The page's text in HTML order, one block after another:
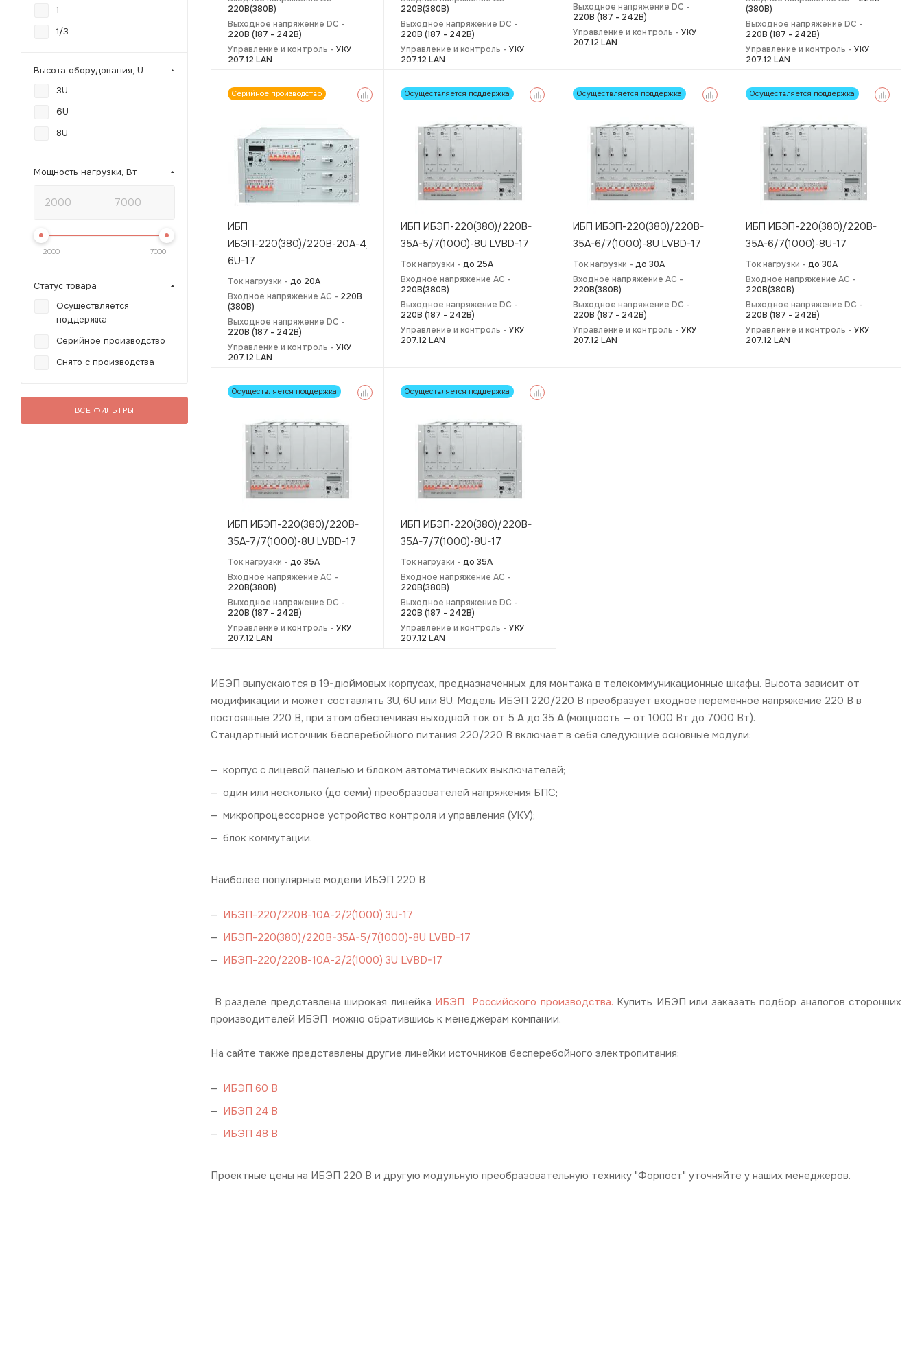
220В(380В)
Выходное напряжение DC -
220В (187 - 242В)
Управление и контроль - УКУ
207.12 LAN
220В(380В)
Выходное напряжение DC -
220В (187 - 242В)
Управление и контроль - УКУ
207.12 LAN
Выходное напряжение DC -
220В (187 - 242В)
Управление и контроль - УКУ
207.12 LAN
(380В)
Выходное напряжение DC -
220В (187 - 242В)
Управление и контроль - УКУ
207.12 LAN
Серийное производство
ИБП
ИБЭП-220(380)/220В-20А-4/4(1000)
6U-17
Ток нагрузки - до 20А
Входное напряжение AC - 220В
(380В)
Выходное напряжение DC -
220В (187 - 242В)
Управление и контроль - УКУ
207.12 LAN
Осуществляется поддержка
ИБП ИБЭП-220(380)/220B-
35A-5/7(1000)-8U LVBD-17
Ток нагрузки - до 25А
Входное напряжение AC -
220В(380В)
Выходное напряжение DC -
220В (187 - 242В)
Управление и контроль - УКУ
207.12 LAN
Осуществляется поддержка
ИБП ИБЭП-220(380)/220B-
35A-6/7(1000)-8U LVBD-17
Ток нагрузки - до 30А
Входное напряжение AC -
220В(380В)
Выходное напряжение DC -
220В (187 - 242В)
Управление и контроль - УКУ
207.12 LAN
Осуществляется поддержка
ИБП ИБЭП-220(380)/220B-
35A-6/7(1000)-8U-17
Ток нагрузки - до 30А
Входное напряжение AC -
220В(380В)
Выходное напряжение DC -
220В (187 - 242В)
Управление и контроль - УКУ
207.12 LAN
Осуществляется поддержка
ИБП ИБЭП-220(380)/220B-
35A-7/7(1000)-8U LVBD-17
Ток нагрузки - до 35А
Входное напряжение AC -
220В(380В)
Выходное напряжение DC -
220В (187 - 242В)
Управление и контроль - УКУ
207.12 LAN
Осуществляется поддержка
ИБП ИБЭП-220(380)/220B-
35A-7/7(1000)-8U-17
Ток нагрузки - до 35А
Входное напряжение AC -
220В(380В)
Выходное напряжение DC -
220В (187 - 242В)
Управление и контроль - УКУ
207.12 LAN
ИБЭП выпускаются в 19-дюймовых корпусах, предназначенных для монтажа в телекоммуникационные шкафы. Высота зависит от
модификации и может составлять 3U, 6U или 8U. Модель ИБЭП 220/220 В преобразует входное переменное напряжение 220 В в
постоянные 220 В, при этом обеспечивая выходной ток от 5 А до 35 А (мощность — от 1000 Вт до 7000 Вт).
Стандартный источник бесперебойного питания 220/220 В включает в себя следующие основные модули:
корпус с лицевой панелью и блоком автоматических выключателей;
один или несколько (до семи) преобразователей напряжения БПС;
микропроцессорное устройство контроля и управления (УКУ);
блок коммутации.
Наиболее популярные модели ИБЭП 220 В
ИБЭП-220/220В-10А-2/2(1000) 3U-17
ИБЭП-220(380)/220B-35A-5/7(1000)-8U LVBD-17
ИБЭП-220/220В-10А-2/2(1000) 3U LVBD-17
В разделе представлена широкая линейка ИБЭП Российского производства. Купить ИБЭП или заказать подбор аналогов сторонних
производителей ИБЭП можно обратившись к менеджерам компании.
На сайте также представлены другие линейки источников бесперебойного электропитания:
ИБЭП 60 В
ИБЭП 24 В
ИБЭП 48 В
Проектные цены на ИБЭП 220 В и другую модульную преобразовательную технику "Форпост" уточняйте у наших менеджеров.
1
1/3
Высота оборудования, U
3U
6U
8U
Мощность нагрузки, Вт
2000 7000
Статус товара
Осуществляется
поддержка
Серийное производство
Снято с производства
ВСЕ ФИЛЬТРЫ